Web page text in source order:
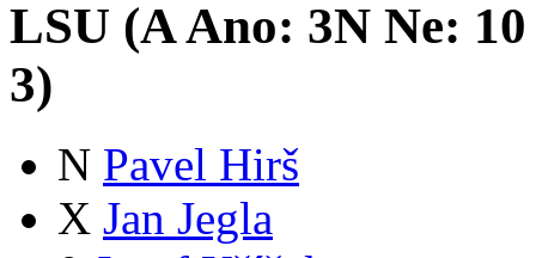
LSU (AAno: 3N Ne: 10
3)
N Pavel Hirš
X Jan Jegla